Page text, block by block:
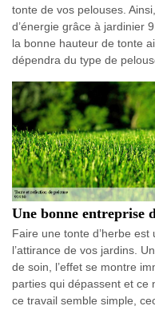
tonte de vos pelouses.
d’énergie grâce à jardinier
la bonne hauteur de tonte
dépendra du type de
Une bonne entreprise
Faire une tonte d’herbe
l’attirance de vos jardins.
de soin, l’effet se montre
parties qui dépassent et ce
ce travail semble simple,